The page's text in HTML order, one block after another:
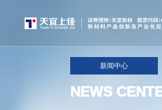
新闻中心
NEWS